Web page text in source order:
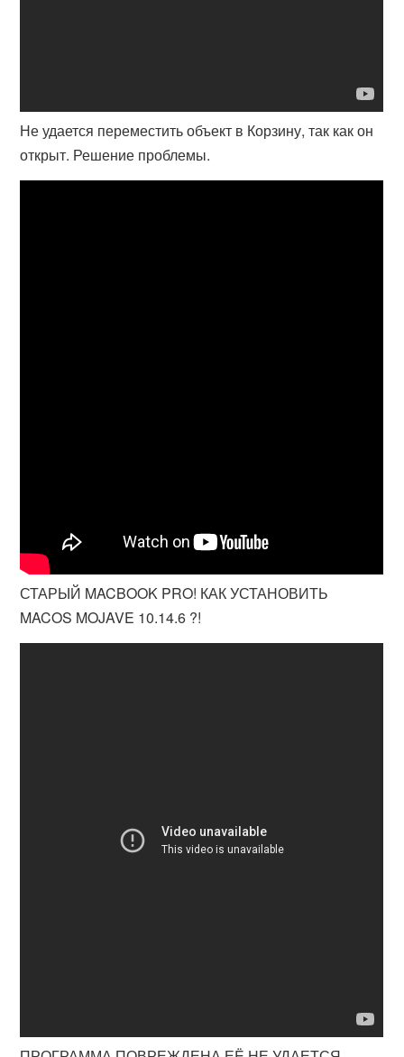
Не удается переместить объект в Корзину, так как он
открыт. Решение проблемы.
СТАРЫЙ MACBOOK PRO! КАК УСТАНОВИТЬ
MACOS MOJAVE 10.14.6 ?!